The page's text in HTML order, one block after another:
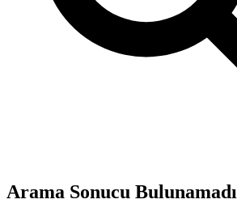
Arama Sonucu Bulunamadı